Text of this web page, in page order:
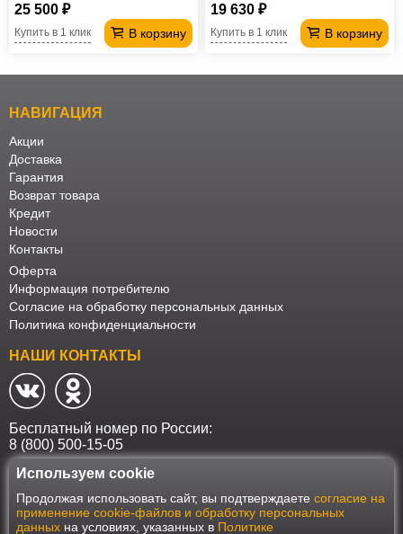
25 500 ₽
В корзину
Купить в 1 клик
19 630 ₽
В корзину
Купить в 1 клик
НАВИГАЦИЯ
Акции
Доставка
Гарантия
Возврат товара
Кредит
Новости
Контакты
Оферта
Информация потребителю
Согласие на обработку персональных данных
Политика конфиденциальности
НАШИ КОНТАКТЫ
Бесплатный номер по России:
8 (800) 500-15-05
Наш интернет-магазин работает в соответствии с требованиями
Федерального закона от 27 июля 2006 года №152-ФЗ "О персональных
данных". Оформить заказ на сайте Мебеласка возможно только при
наличии согласия на обработку Ваших персональных данных. Для
Используем cookie
Продолжая использовать сайт, вы подтверждаете согласие на
применение cookie-файлов и обработку персональных
данных на условиях, указанных в Политике